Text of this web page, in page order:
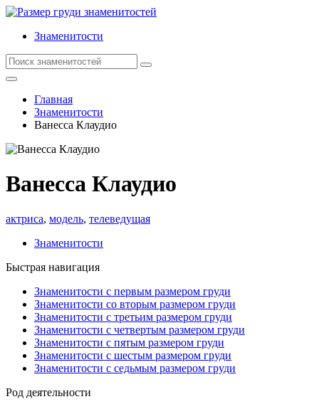
Знаменитости
Главная
Знаменитости
Ванесса Клаудио
Ванесса Клаудио
актриса, модель, телеведущая
Знаменитости
Быстрая навигация
Знаменитости с первым размером груди
Знаменитости со вторым размером груди
Знаменитости с третьим размером груди
Знаменитости с четвертым размером груди
Знаменитости с пятым размером груди
Знаменитости с шестым размером груди
Знаменитости с седьмым размером груди
Род деятельности